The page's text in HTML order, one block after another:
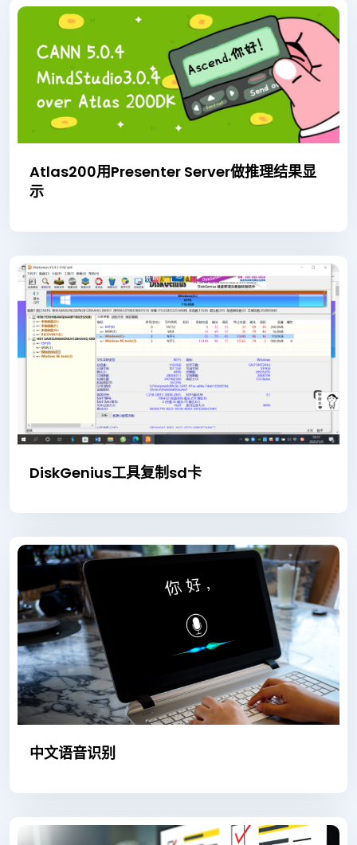
Atlas200用Presenter Server做推理结果显
示
DiskGenius工具复制sd卡
中文语音识别